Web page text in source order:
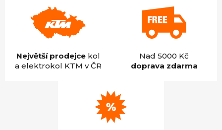
Největší prodejcekol
a elektrokol KTM v ČR
Nad 5000 Kč
doprava zdarma